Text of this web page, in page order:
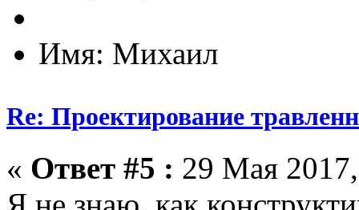
Имя: Михаил
Re: Проектирование
« Ответ #5 : 29 Мая